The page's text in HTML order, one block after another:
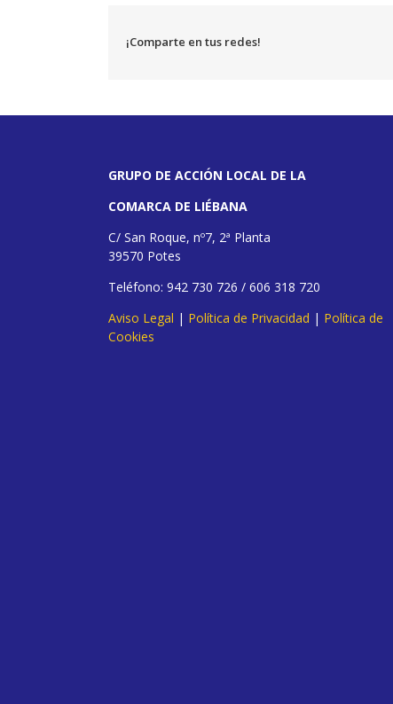
¡Comparte en tus redes!
GRUPO DE ACCIÓN LOCAL DE LA
COMARCA DE LIÉBANA
C/ San Roque, nº7, 2ª Planta
39570 Potes
Teléfono: 942 730 726 / 606 318 720
Aviso Legal | Política de Privacidad | Política de
Cookies